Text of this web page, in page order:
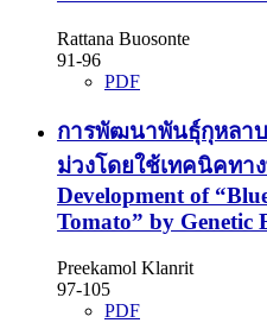
Rattana Buosonte
91-96
PDF
การพัฒนาพันธุ์กุหลาบ
ม่วงโดยใช้เทคนิคทา
Development of
Tomato” by Genetic
Preekamol Klanrit
97-105
PDF